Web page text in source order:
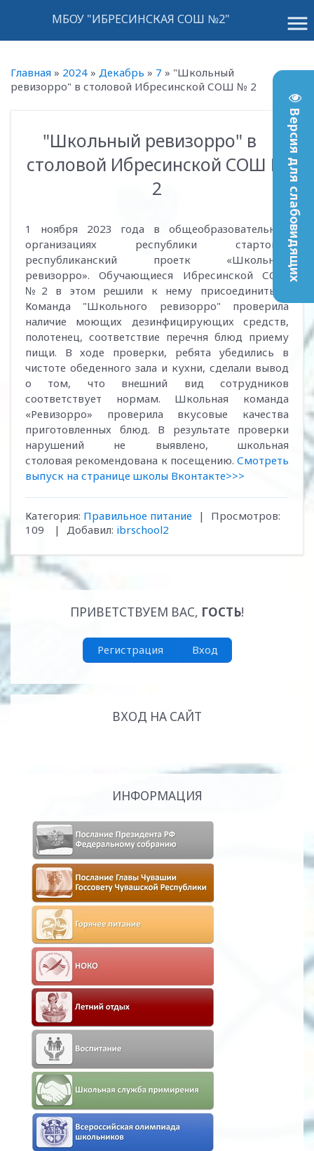
Версия для слабовидящих
menu
МБОУ "ИБРЕСИНСКАЯ СОШ №2"
Главная » 2024 » Декабрь » 7 » "Школьный
ревизорро" в столовой Ибресинской СОШ № 2
"Школьный ревизорро" в
столовой Ибресинской СОШ №
2
1 ноября 2023 года в общеобразовательных
организациях республики стартовал
республиканский проетк «Школьный
ревизорро». Обучающиеся Ибресинской СОШ
№2 в этом решили к нему присоединиться.
Команда "Школьного ревизорро" проверила
наличие моющих дезинфицирующих средств,
полотенец, соответствие перечня блюд приему
пищи. В ходе проверки, ребята убедились в
чистоте обеденного зала и кухни, сделали вывод
о том, что внешний вид сотрудников
соответствует нормам. Школьная команда
«Ревизорро» проверила вкусовые качества
приготовленных блюд. В результате проверки
нарушений не выявлено, школьная
столовая рекомендована к посещению. Смотреть
выпуск на странице школы Вконтакте>>>
Категория: Правильное питание | Просмотров:
109
| Добавил: ibrschool2
ПРИВЕТСТВУЕМ ВАС, ГОСТЬ!
Регистрация Вход
ВХОД НА САЙТ
ИНФОРМАЦИЯ